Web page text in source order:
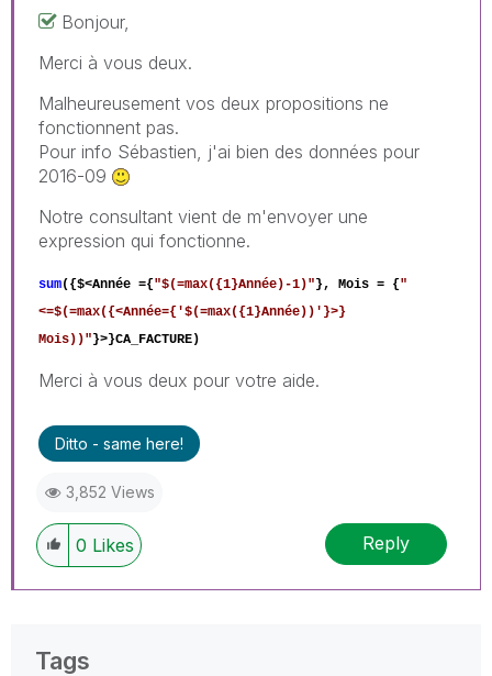
Bonjour,
Merci à vous deux.
Malheureusement vos deux propositions ne
fonctionnent pas.
Pour info Sébastien, j'ai bien des données pour
2016-09
Notre consultant vient de m'envoyer une
expression qui fonctionne.
sum({$<Année ={"$(=max({1}Année)-1)"}, Mois = {"
<=$(=max({<Année={'$(=max({1}Année))'}>}
Mois))"}>}CA_FACTURE)
Merci à vous deux pour votre aide.
Ditto - same here!
3,852 Views
0 Likes Reply
Tags